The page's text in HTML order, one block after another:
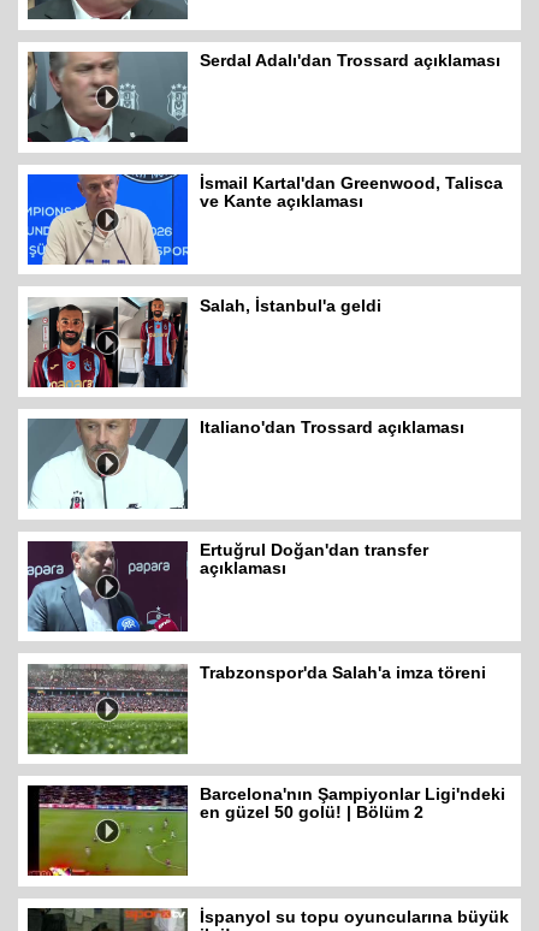
Serdal Adalı'dan Trossard açıklaması
İsmail Kartal'dan Greenwood, Talisca
ve Kante açıklaması
Salah, İstanbul'a geldi
Italiano'dan Trossard açıklaması
Ertuğrul Doğan'dan transfer
açıklaması
Trabzonspor'da Salah'a imza töreni
Barcelona'nın Şampiyonlar Ligi'ndeki
en güzel 50 golü! | Bölüm 2
İspanyol su topu oyuncularına büyük